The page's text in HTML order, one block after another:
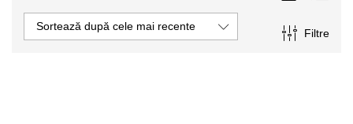
Filtre
Sortează după cele mai recente